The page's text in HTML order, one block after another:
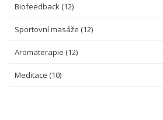
Biofeedback (12)
Sportovní masáže (12)
Aromaterapie (12)
Meditace (10)